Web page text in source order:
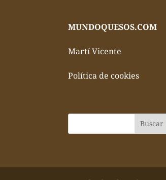
MUNDOQUESOS.COM
Martí Vicente
Política de cookies